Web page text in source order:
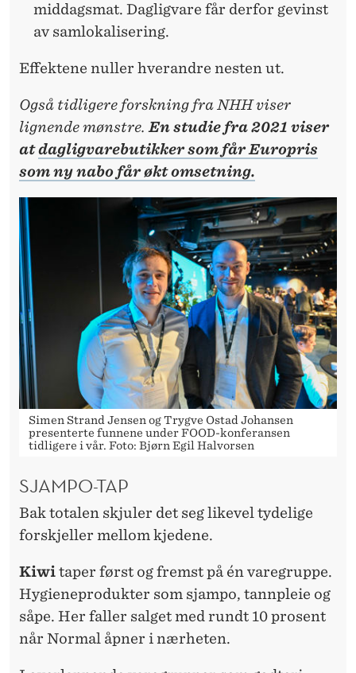
middagsmat. Dagligvare får derfor gevinst
av samlokalisering.
Effektene nuller hverandre nesten ut.
Også tidligere forskning fra NHH viser
lignende mønstre. En studie fra 2021 viser
atdagligvarebutikker som får Europris
som ny nabo får økt omsetning.
Simen Strand Jensen og Trygve Ostad Johansen
presenterte funnene under FOOD-konferansen
tidligere i vår. Foto: Bjørn Egil Halvorsen
SJAMPO-TAP
Bak totalen skjuler det seg likevel tydelige
forskjeller mellom kjedene.
Kiwitaper først og fremst på én varegruppe.
Hygieneprodukter som sjampo, tannpleie og
såpe. Her faller salget med rundt 10 prosent
når Normal åpner i nærheten.